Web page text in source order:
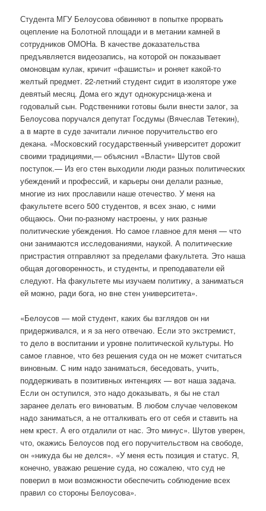
Студента МГУ Белоусова обвиняют в попытке прорвать
оцепление на Болотной площади и в метании камней в
сотрудников ОМОНа. В качестве доказательства
предъявляется видеозапись, на которой он показывает
омоновцам кулак, кричит «фашисты» и роняет какой-то
желтый предмет. 22-летний студент сидит в изоляторе уже
девятый месяц. Дома его ждут однокурсница-жена и
годовалый сын. Родственники готовы были внести залог, за
Белоусова поручался депутат Госдумы (Вячеслав Тетекин),
а в марте в суде зачитали личное поручительство его
декана. «Московский государственный университет дорожит
своими традициями,— объяснил «Власти» Шутов свой
поступок.— Из его стен выходили люди разных политических
убеждений и профессий, и карьеры они делали разные,
многие из них прославили наше отечество. У меня на
факультете всего 500 студентов, я всех знаю, с ними
общаюсь. Они по-разному настроены, у них разные
политические убеждения. Но самое главное для меня — что
они занимаются исследованиями, наукой. А политические
пристрастия отправляют за пределами факультета. Это наша
общая договоренность, и студенты, и преподаватели ей
следуют. На факультете мы изучаем политику, а заниматься
ей можно, ради бога, но вне стен университета».
«Белоусов — мой студент, каких бы взглядов он ни
придерживался, и я за него отвечаю. Если это экстремист,
то дело в воспитании и уровне политической культуры. Но
самое главное, что без решения суда он не может считаться
виновным. С ним надо заниматься, беседовать, учить,
поддерживать в позитивных интенциях — вот наша задача.
Если он оступился, это надо доказывать, я бы не стал
заранее делать его виноватым. В любом случае человеком
надо заниматься, а не отталкивать его от себя и ставить на
нем крест. А его отдалили от нас. Это минус». Шутов уверен,
что, окажись Белоусов под его поручительством на свободе,
он «никуда бы не делся». «У меня есть позиция и статус. Я,
конечно, уважаю решение суда, но сожалею, что суд не
поверил в мои возможности обеспечить соблюдение всех
правил со стороны Белоусова».